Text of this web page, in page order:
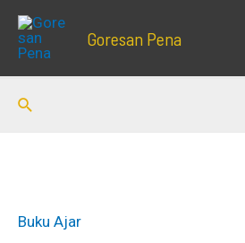
Lewati
Goresan Pena
Cari
Buku Ajar